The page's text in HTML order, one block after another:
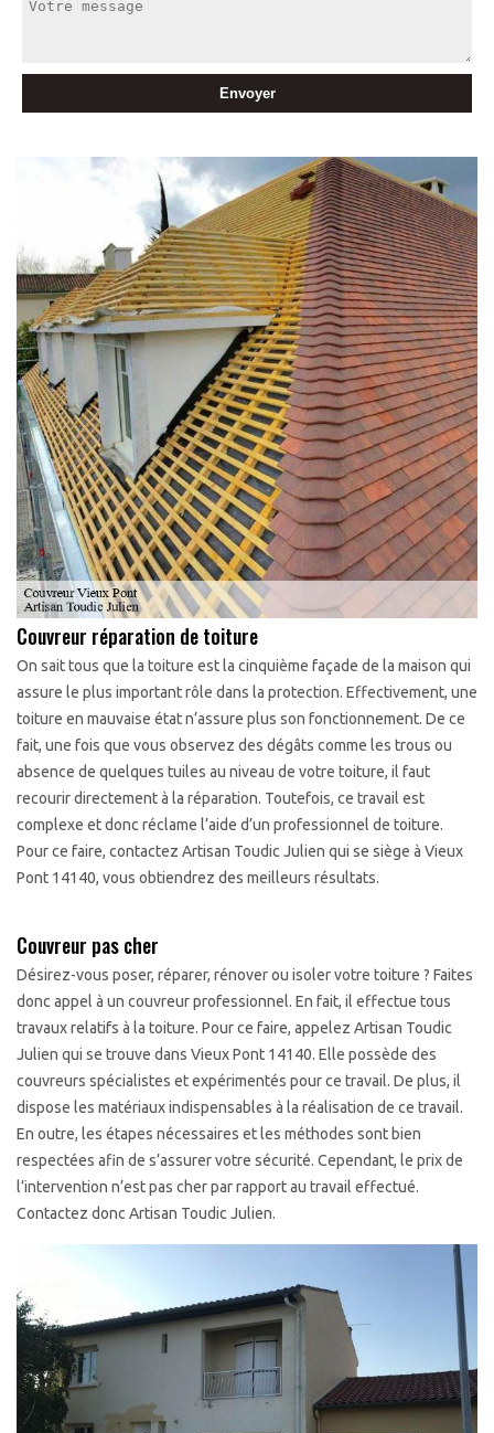
Couvreur réparation de toiture
On sait tous que la toiture est la cinquième façade de la maison qui
assure le plus important rôle dans la protection. Effectivement, une
toiture en mauvaise état n’assure plus son fonctionnement. De ce
fait, une fois que vous observez des dégâts comme les trous ou
absence de quelques tuiles au niveau de votre toiture, il faut
recourir directement à la réparation. Toutefois, ce travail est
complexe et donc réclame l’aide d’un professionnel de toiture.
Pour ce faire, contactez Artisan Toudic Julien qui se siège à Vieux
Pont 14140, vous obtiendrez des meilleurs résultats.
Couvreur pas cher
Désirez-vous poser, réparer, rénover ou isoler votre toiture ? Faites
donc appel à un couvreur professionnel. En fait, il effectue tous
travaux relatifs à la toiture. Pour ce faire, appelez Artisan Toudic
Julien qui se trouve dans Vieux Pont 14140. Elle possède des
couvreurs spécialistes et expérimentés pour ce travail. De plus, il
dispose les matériaux indispensables à la réalisation de ce travail.
En outre, les étapes nécessaires et les méthodes sont bien
respectées afin de s’assurer votre sécurité. Cependant, le prix de
l’intervention n’est pas cher par rapport au travail effectué.
Contactez donc Artisan Toudic Julien.